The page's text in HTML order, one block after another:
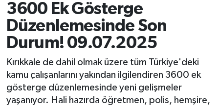
3600 Ek Gösterge
Düzenlemesinde Son
Durum! 09.07.2025
Kırıkkale de dahil olmak üzere tüm Türkiye'deki
kamu çalışanlarını yakından ilgilendiren 3600 ek
gösterge düzenlemesinde yeni gelişmeler
yaşanıyor. Hali hazırda öğretmen, polis, hemşire,
Süper Lig Puan Durumu ve Fikstür
Tüm Manşetler
Son Dakika Haberleri
Haber Arşivi